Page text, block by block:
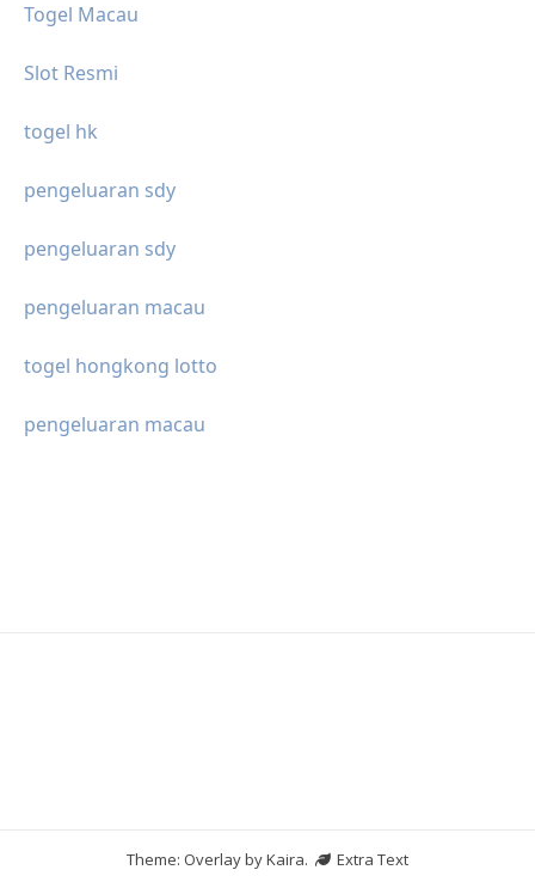
Togel Macau
Slot Resmi
togel hk
pengeluaran sdy
pengeluaran sdy
pengeluaran macau
togel hongkong lotto
pengeluaran macau
Theme: Overlay byKaira. Extra Text